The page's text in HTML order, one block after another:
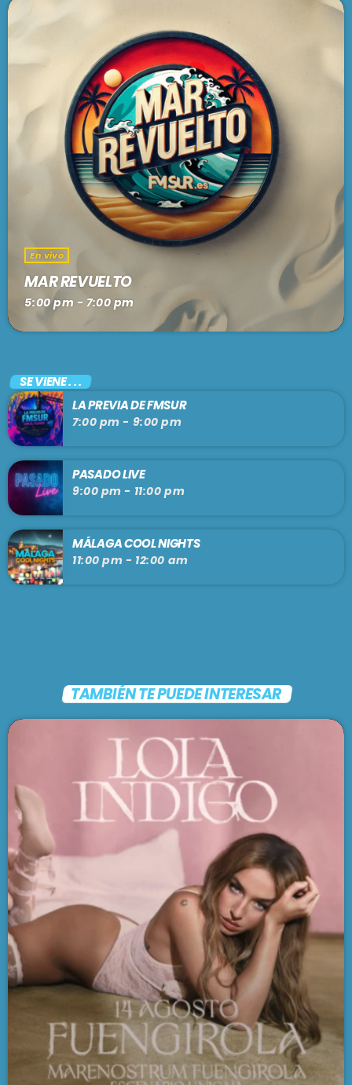
En vivo
MAR REVUELTO
5:00 pm - 7:00 pm
SE VIENE . . .
LA PREVIA DE FMSUR
7:00 pm - 9:00 pm
PASADO LIVE
9:00 pm - 11:00 pm
MÁLAGA COOL NIGHTS
11:00 pm - 12:00 am
TAMBIÉN TE PUEDE INTERESAR